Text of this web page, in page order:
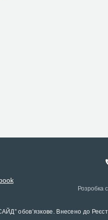
Розробка
обов’язкове. Внесено до